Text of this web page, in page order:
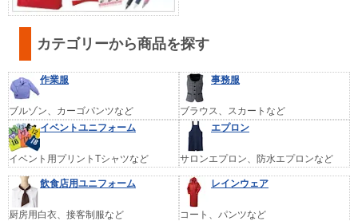
カテゴリーから商品を探す
作業服
ブルゾン、カーゴパンツなど
事務服
ブラウス、スカートなど
イベントユニフォーム
イベント用プリントTシャツなど
エプロン
サロンエプロン、防水エプロンなど
飲食店用ユニフォーム
厨房用白衣、接客制服など
レインウェア
コート、パンツなど